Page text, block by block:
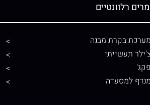
רלוונטיים
מערכת בקרת מבנה
תעשייתי
פקג'
מנדף למסעדה